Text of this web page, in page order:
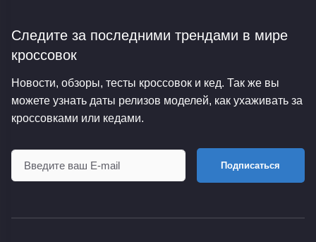
Следите за последними трендами в мире
кроссовок
Новости, обзоры, тесты кроссовок и кед. Так же вы
можете узнать даты релизов моделей, как ухаживать за
кроссовками или кедами.
Подписаться